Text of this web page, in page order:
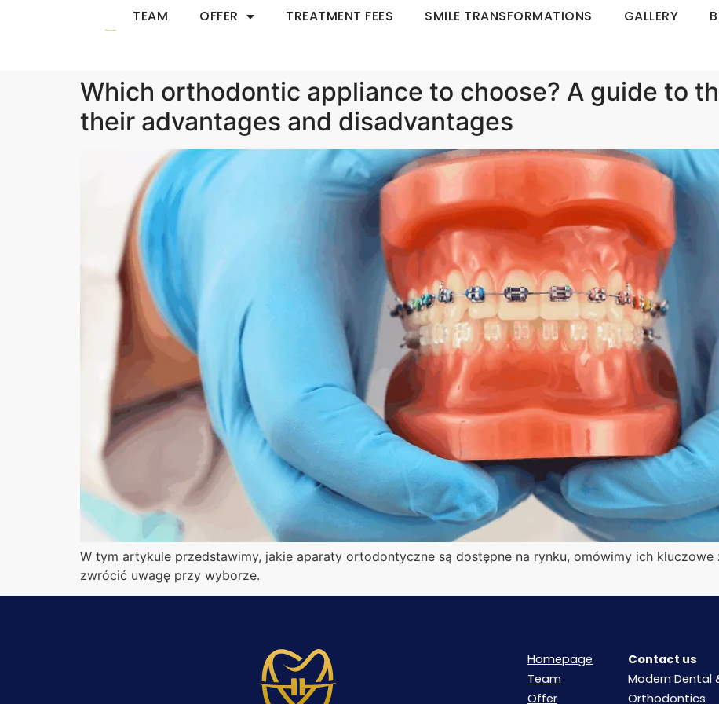
TEAM OFFER TREATMENT FEES SMILE TRANSFORMATIONS GALLERY
Which orthodontic appliance to choose? A guide to
their advantages and disadvantages
W tym artykule przedstawimy, jakie aparaty ortodontyczne są dostępne na rynku, omówimy ich
zwrócić uwagę przy wyborze.
Homepage
Team
Offer
Contact us
Modern Dental
Orthodontics